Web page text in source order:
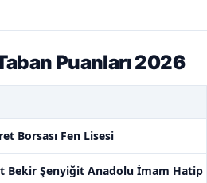
Puanları 2026
Borsası Fen Lisesi
Bekir Şenyiğit Anadolu İmam Hatip